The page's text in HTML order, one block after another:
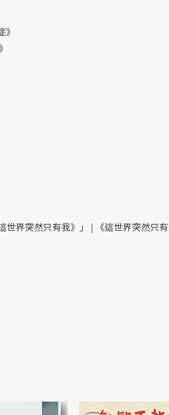
界突然只有我》」 | 《這世界突然只有